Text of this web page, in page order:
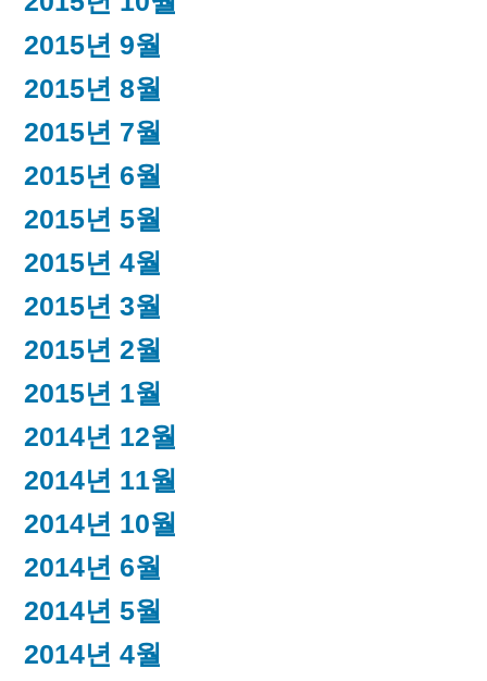
2015년 9월
2015년 8월
2015년 7월
2015년 6월
2015년 5월
2015년 4월
2015년 3월
2015년 2월
2015년 1월
2014년 12월
2014년 11월
2014년 10월
2014년 6월
2014년 5월
2014년 4월